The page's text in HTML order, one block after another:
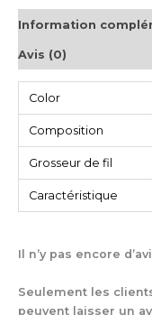
Information
Avis (0)
Color
Composition
Grosseur de fil
Caractéristique
Il n’y pas encore
Seulement les
peuvent laisser un